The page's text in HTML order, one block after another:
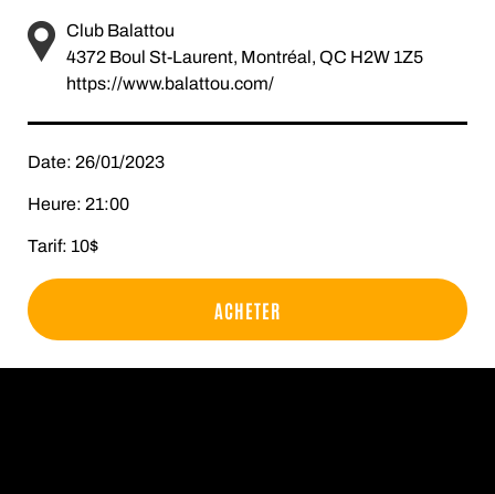
Club Balattou
4372 Boul St-Laurent, Montréal, QC H2W 1Z5
https://www.balattou.com/
Date: 26/01/2023
Heure: 21:00
Tarif: 10$
ACHETER